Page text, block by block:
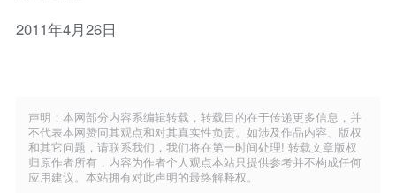
2011年4月26日
声明：本网部分内容系编辑转载，转载目的在于传递更多信息，并
不代表本网赞同其观点和对其真实性负责。如涉及作品内容、版权
和其它问题，请联系我们，我们将在第一时间处理! 转载文章版权
归原作者所有，内容为作者个人观点本站只提供参考并不构成任何
应用建议。本站拥有对此声明的最终解释权。